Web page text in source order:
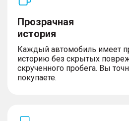
Прозрачная
история
Каждый автомобиль имеет
историю без скрытых
скрученного пробега. Вы
покупаете.